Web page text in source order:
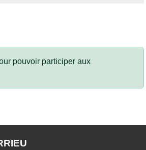
pouvoir participer aux